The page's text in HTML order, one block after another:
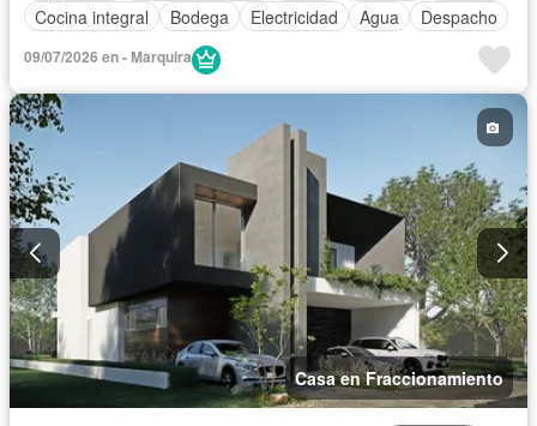
Cocina integral
Bodega Electricidad Agua Despacho
09/07/2026 en - Marquira
Casa en Fraccionamiento